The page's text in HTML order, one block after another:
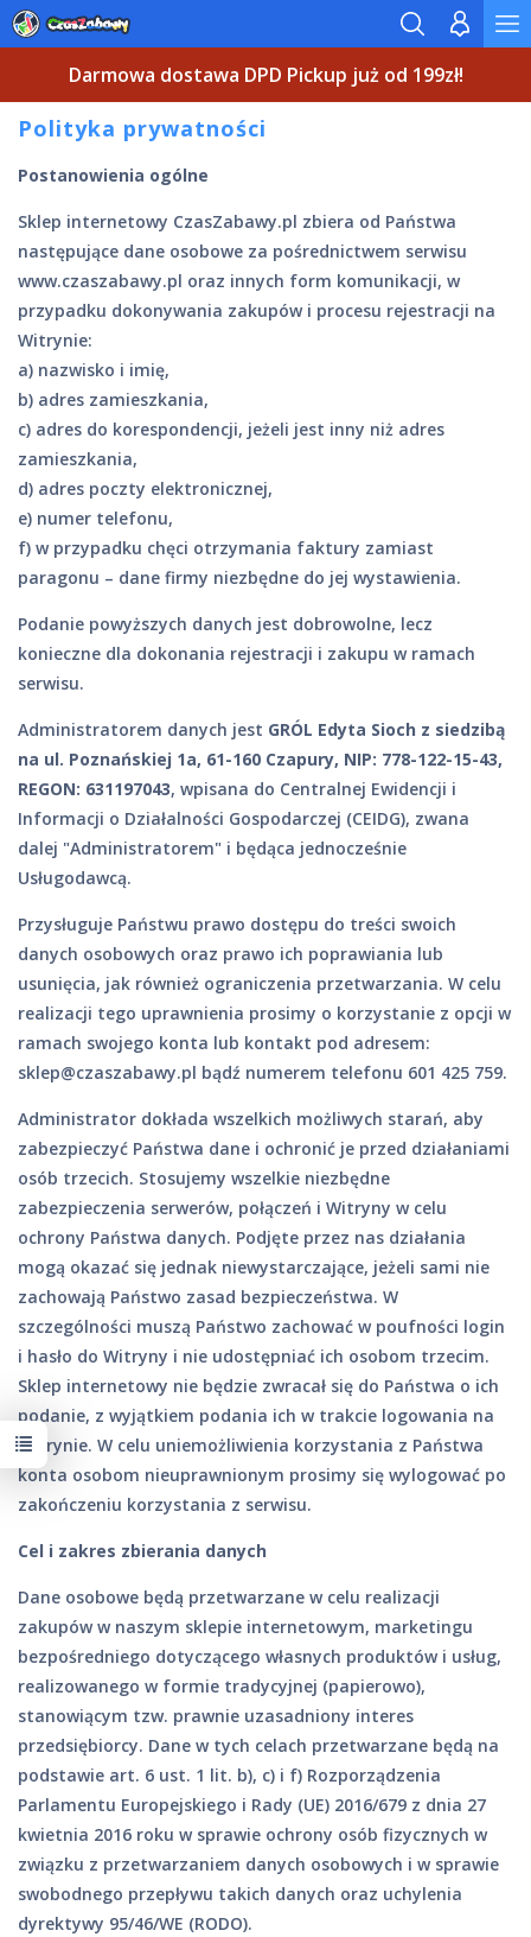
Darmowa dostawa DPD Pickup już od 199zł!
Polityka prywatności
Postanowienia ogólne
Sklep internetowy CzasZabawy.pl zbiera od Państwa
następujące dane osobowe za pośrednictwem serwisu
www.czaszabawy.pl oraz innych form komunikacji, w
przypadku dokonywania zakupów i procesu rejestracji na
Witrynie:
a) nazwisko i imię,
b) adres zamieszkania,
c) adres do korespondencji, jeżeli jest inny niż adres
zamieszkania,
d) adres poczty elektronicznej,
e) numer telefonu,
f) w przypadku chęci otrzymania faktury zamiast
paragonu – dane firmy niezbędne do jej wystawienia.
Podanie powyższych danych jest dobrowolne, lecz
konieczne dla dokonania rejestracji i zakupu w ramach
serwisu.
Administratorem danych jest GRÓL Edyta Sioch z siedzibą
na ul. Poznańskiej 1a, 61-160 Czapury, NIP: 778-122-15-43,
REGON: 631197043, wpisana do Centralnej Ewidencji i
Informacji o Działalności Gospodarczej (CEIDG), zwana
dalej "Administratorem" i będąca jednocześnie
Usługodawcą.
Przysługuje Państwu prawo dostępu do treści swoich
danych osobowych oraz prawo ich poprawiania lub
usunięcia, jak również ograniczenia przetwarzania. W celu
realizacji tego uprawnienia prosimy o korzystanie z opcji w
ramach swojego konta lub kontakt pod adresem:
sklep@czaszabawy.pl bądź numerem telefonu 601 425 759.
Administrator dokłada wszelkich możliwych starań, aby
zabezpieczyć Państwa dane i ochronić je przed działaniami
osób trzecich. Stosujemy wszelkie niezbędne
zabezpieczenia serwerów, połączeń i Witryny w celu
ochrony Państwa danych. Podjęte przez nas działania
mogą okazać się jednak niewystarczające, jeżeli sami nie
zachowają Państwo zasad bezpieczeństwa. W
szczególności muszą Państwo zachować w poufności login
i hasło do Witryny i nie udostępniać ich osobom trzecim.
Sklep internetowy nie będzie zwracał się do Państwa o ich
podanie, z wyjątkiem podania ich w trakcie logowania na
Witrynie. W celu uniemożliwienia korzystania z Państwa
konta osobom nieuprawnionym prosimy się wylogować po
zakończeniu korzystania z serwisu.
Cel i zakres zbierania danych
Dane osobowe będą przetwarzane w celu realizacji
zakupów w naszym sklepie internetowym, marketingu
bezpośredniego dotyczącego własnych produktów i usług,
realizowanego w formie tradycyjnej (papierowo),
stanowiącym tzw. prawnie uzasadniony interes
przedsiębiorcy. Dane w tych celach przetwarzane będą na
podstawie art. 6 ust. 1 lit. b), c) i f) Rozporządzenia
Parlamentu Europejskiego i Rady (UE) 2016/679 z dnia 27
kwietnia 2016 roku w sprawie ochrony osób fizycznych w
związku z przetwarzaniem danych osobowych i w sprawie
swobodnego przepływu takich danych oraz uchylenia
dyrektywy 95/46/WE (RODO).